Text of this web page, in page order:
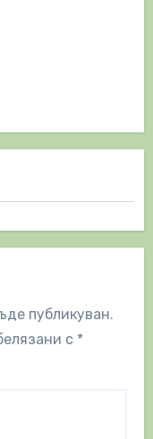
публикуван.
с *